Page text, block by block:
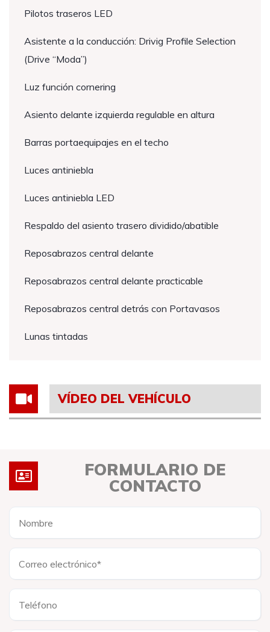
Pilotos traseros LED
Asistente a la conducción: Drivig Profile Selection
(Drive “Moda”)
Luz función cornering
Asiento delante izquierda regulable en altura
Barras portaequipajes en el techo
Luces antiniebla
Luces antiniebla LED
Respaldo del asiento trasero dividido/abatible
Reposabrazos central delante
Reposabrazos central delante practicable
Reposabrazos central detrás con Portavasos
Lunas tintadas
VÍDEO DEL VEHÍCULO
FORMULARIO DE
CONTACTO